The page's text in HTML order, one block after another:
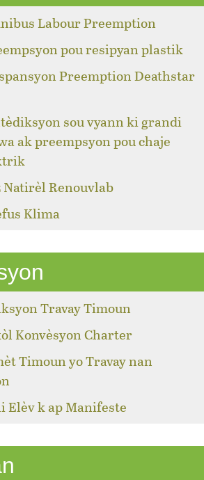
Labour Preemption
pou resipyan plastik
Preemption Deathstar
sou vyann ki grandi
ak preempsyon pou chaje
Natirèl Renouvlab
Klima
Travay Timoun
Konvèsyon Charter
Timoun yo Travay nan
Elèv k ap Manifeste